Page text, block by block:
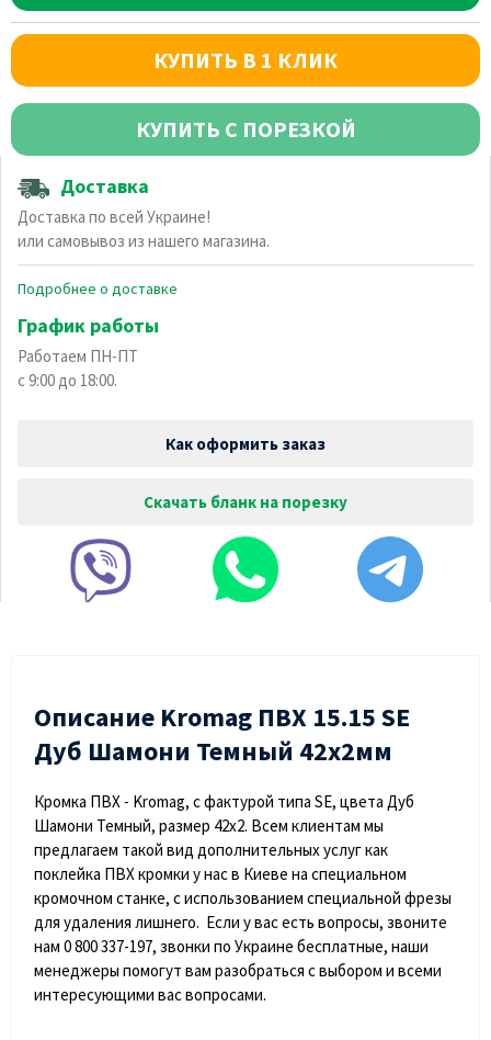
КУПИТЬ В 1 КЛИК
КУПИТЬ С ПОРЕЗКОЙ
Доставка
Доставка по всей Украине!
или самовывоз из нашего магазина.
Подробнее о доставке
График работы
Работаем ПН-ПТ
с 9:00 до 18:00.
Как оформить заказ
Скачать бланк на порезку
Описание Kromag ПВХ 15.15 SЕ
Дуб Шамони Темный 42х2мм
Кромка ПВХ - Kromag, с фактурой типа SE, цвета Дуб
Шамони Темный, размер 42х2. Всем клиентам мы
предлагаем такой вид дополнительных услуг как
поклейка ПВХ кромки у нас в Киеве на специальном
кромочном станке, с использованием специальной фрезы
для удаления лишнего. Если у вас есть вопросы, звоните
нам 0 800 337-197, звонки по Украине бесплатные, наши
менеджеры помогут вам разобраться с выбором и всеми
интересующими вас вопросами.